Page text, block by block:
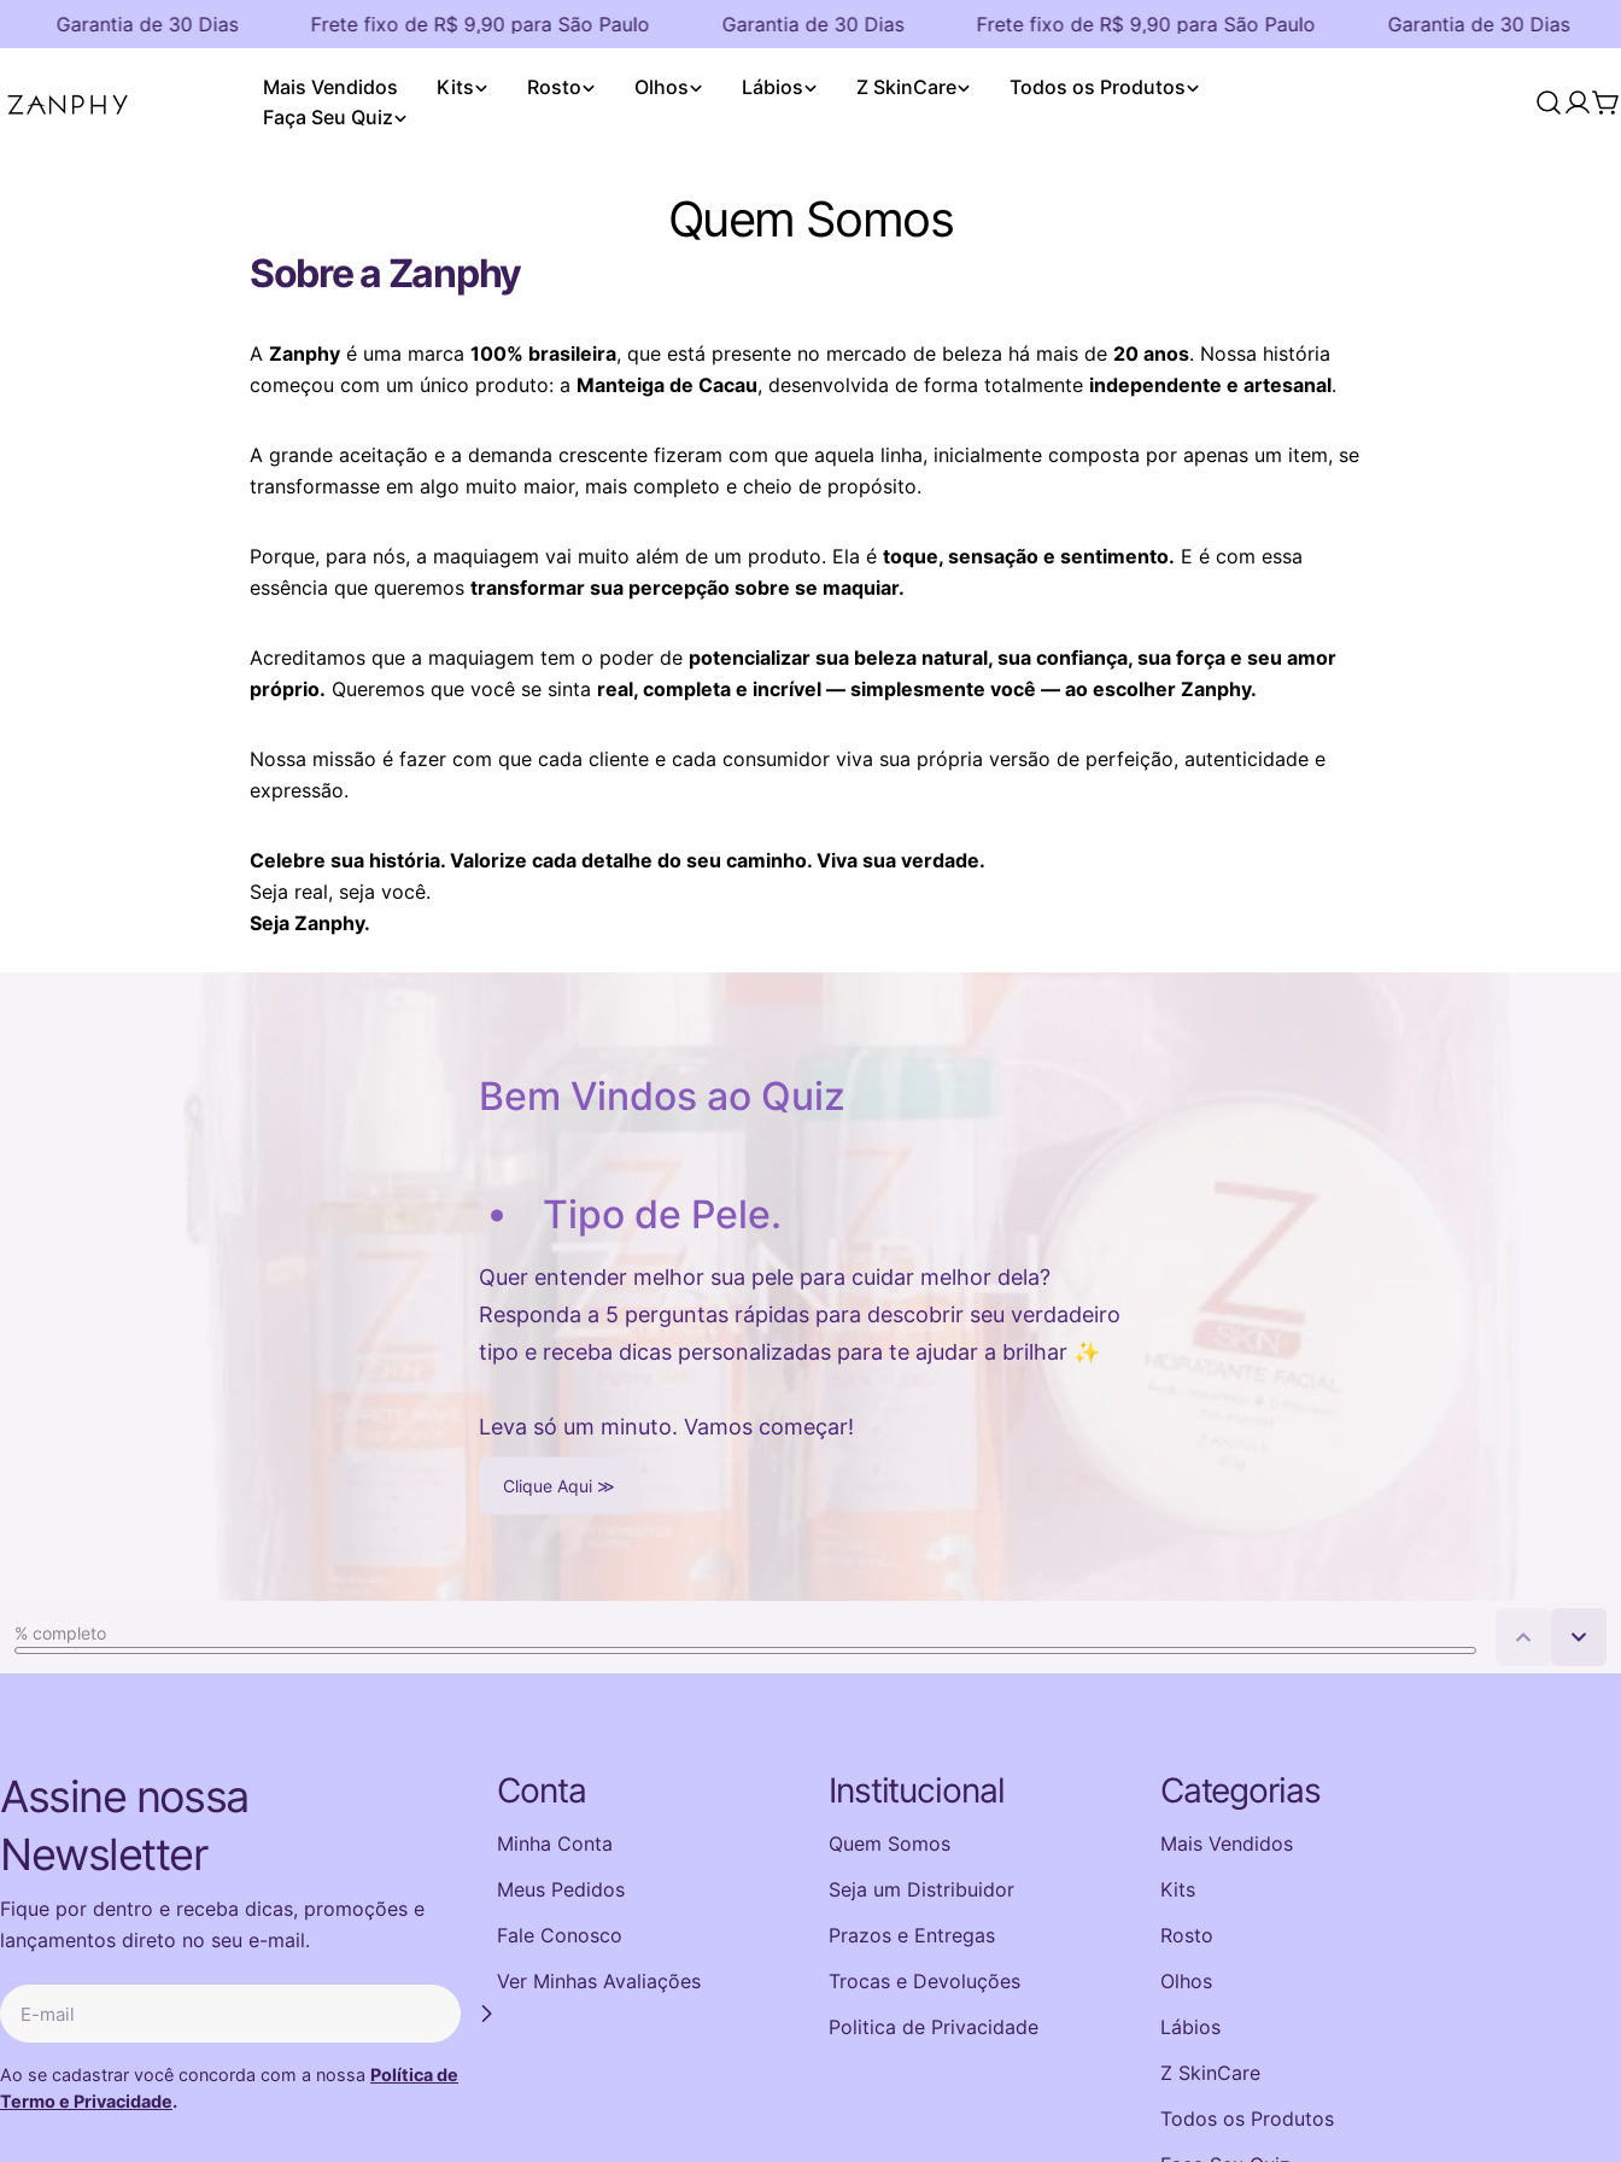
para
conteúdo
Garantia de 30 Dias Frete fixo de R$ 9,90 para São Paulo Garantia de 30 Dias Frete fixo de R$ 9,90 para São Paulo Garantia de 30 Dias
Mais Vendidos Kits Rosto Olhos Lábios Z SkinCare
Todos os Produtos
Faça Seu Quiz
Quem Somos
Sobre a Zanphy
A Zanphy é uma marca 100% brasileira, que está presente no mercado de beleza há mais de 20 anos. Nossa história
começou com um único produto: a Manteiga de Cacau, desenvolvida de forma totalmente independente e artesanal.
A grande aceitação e a demanda crescente fizeram com que aquela linha, inicialmente composta por apenas um item, se
transformasse em algo muito maior, mais completo e cheio de propósito.
Porque, para nós, a maquiagem vai muito além de um produto. Ela é toque, sensação e sentimento. E é com essa
essência que queremos transformar sua percepção sobre se maquiar.
Acreditamos que a maquiagem tem o poder de potencializar sua beleza natural, sua confiança, sua força e seu amor
próprio. Queremos que você se sinta real, completa e incrível — simplesmente você — ao escolher Zanphy.
Nossa missão é fazer com que cada cliente e cada consumidor viva sua própria versão de perfeição, autenticidade e
expressão.
Celebre sua história. Valorize cada detalhe do seu caminho. Viva sua verdade.
Seja real, seja você.
Seja Zanphy.
Assine nossa
Newsletter
Fique por dentro e receba dicas, promoções e
lançamentos direto no seu e-mail.
E-
mail
Ao se cadastrar você concorda com a nossa Política de
Termo e Privacidade.
Conta
Minha Conta
Meus Pedidos
Fale Conosco
Ver Minhas Avaliações
Institucional
Quem Somos
Seja um Distribuidor
Prazos e Entregas
Trocas e Devoluções
Politica de Privacidade
Categorias
Mais Vendidos
Kits
Rosto
Olhos
Lábios
Z SkinCare
Todos os Produtos